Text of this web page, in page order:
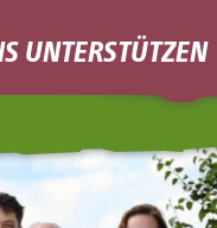
UNTERSTÜTZEN